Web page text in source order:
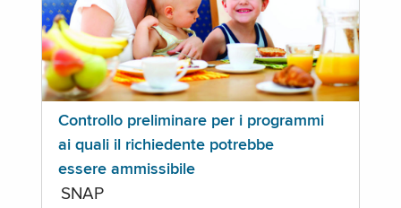
Controllo preliminare per i programmi
ai quali il richiedente potrebbe
essere ammissibile
SNAP